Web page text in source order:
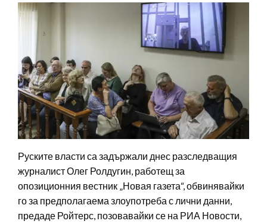
Руските власти са задържали днес разследващия
журналист Олег Ролдугин, работещ за
опозиционния вестник „Новая газета“, обвинявайки
го за предполагаема злоупотреба с лични данни,
предаде Ройтерс, позовавайки се на РИА Новости,